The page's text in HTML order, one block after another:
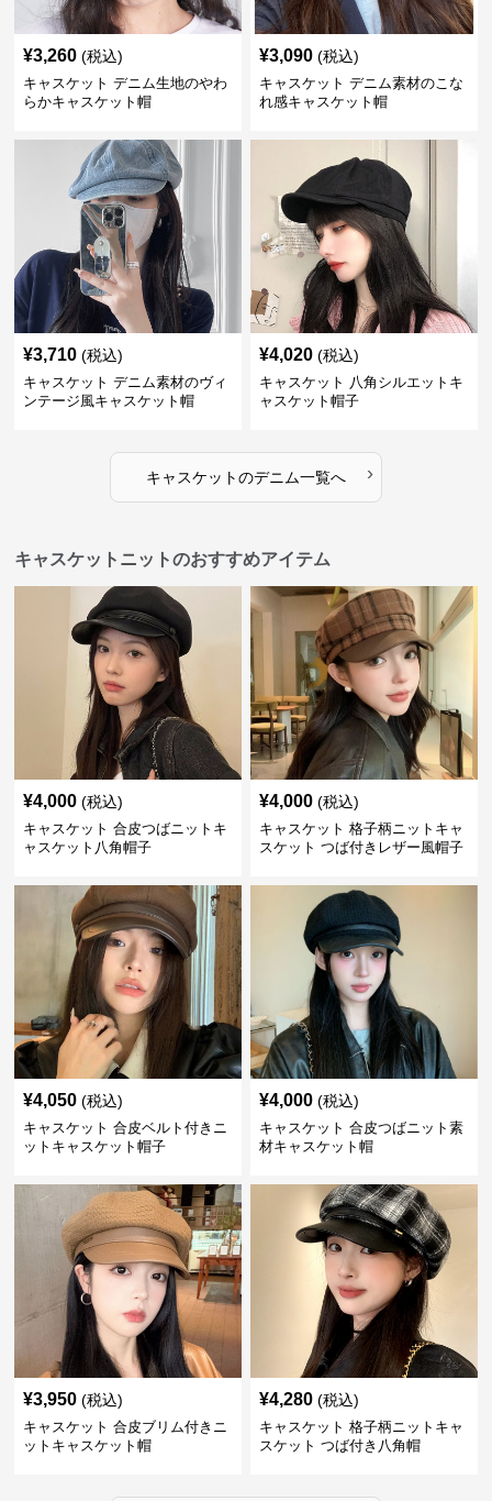
¥3,260 (税込)
キャスケット デニム生地のやわ
らかキャスケット帽
¥3,090 (税込)
キャスケット デニム素材のこな
れ感キャスケット帽
¥3,710 (税込)
キャスケット デニム素材のヴィ
ンテージ風キャスケット帽
¥4,020 (税込)
キャスケット 八角シルエットキ
ャスケット帽子
キャスケットのデニム一覧へ ›
キャスケットニットのおすすめアイテム
¥4,000 (税込)
キャスケット 合皮つばニットキ
ャスケット八角帽子
¥4,000 (税込)
キャスケット 格子柄ニットキャ
スケット つば付きレザー風帽子
¥4,050 (税込)
キャスケット 合皮ベルト付きニ
ットキャスケット帽子
¥4,000 (税込)
キャスケット 合皮つばニット素
材キャスケット帽
¥3,950 (税込)
キャスケット 合皮ブリム付きニ
ットキャスケット帽
¥4,280 (税込)
キャスケット 格子柄ニットキャ
スケット つば付き八角帽